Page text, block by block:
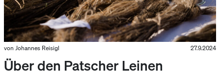
von Johannes Reisigl 27.9.2024
Über den Patscher Leinen